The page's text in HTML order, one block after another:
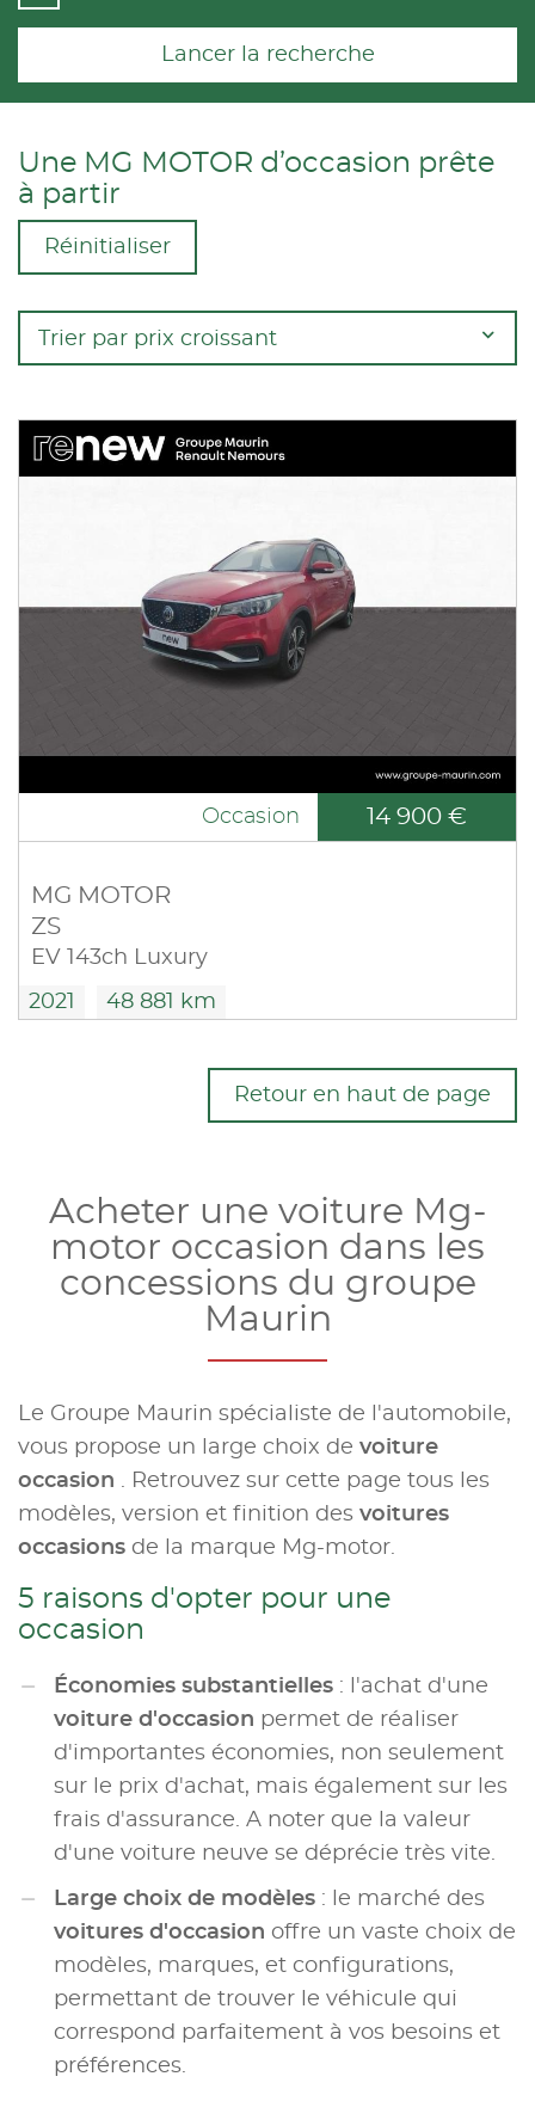
Lancer la recherche
Une MG MOTOR d’occasion prête
à partir
Réinitialiser
Trier par prix croissant
Occasion 14 900 €
MG MOTOR
ZS
EV 143ch Luxury
2021 48 881 km
Retour en haut de page
Acheter une voiture Mg-
motor occasion dans les
concessions du groupe
Maurin
Le Groupe Maurin spécialiste de l'automobile,
vous propose un large choix de voiture
occasion . Retrouvez sur cette page tous les
modèles, version et finition des voitures
occasions de la marque Mg-motor.
5 raisons d'opter pour une
occasion
Économies substantielles : l'achat d'une
voiture d'occasion permet de réaliser
d'importantes économies, non seulement
sur le prix d'achat, mais également sur les
frais d'assurance. A noter que la valeur
d'une voiture neuve se déprécie très vite.
Large choix de modèles : le marché des
voitures d'occasion offre un vaste choix de
modèles, marques, et configurations,
permettant de trouver le véhicule qui
correspond parfaitement à vos besoins et
préférences.